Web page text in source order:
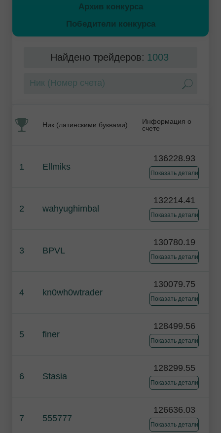
Архив конкурса
Победители конкурса
Найдено трейдеров: 1003
Ник (латинскими буквами)
Информация о
счете
1 Ellmiks
136228.93
Показать детали
2 wahyughimbal
132214.41
Показать детали
3 BPVL
130780.19
Показать детали
4 kn0wh0wtrader
130079.75
Показать детали
5 finer
128499.56
Показать детали
6 Stasia
128299.55
Показать детали
7 555777
126636.03
Показать детали